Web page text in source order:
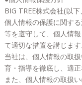
BIG TREE株式会社(以
個人情報の保護に関す
等を遵守して、個人情
て適切な措置を講じます
当社は、個人情報の取
育・指導を徹底し、適
また、個人情報の取扱